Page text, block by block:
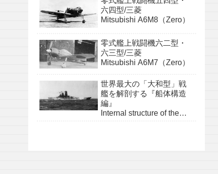
六四型/三菱
Mitsubishi A6M8（Zero）
零式艦上戦闘機六二型・
六三型/三菱
Mitsubishi A6M7（Zero）
世界最大の「大和型」戦
艦を解剖する『船体構造
編』
Internal structure of the